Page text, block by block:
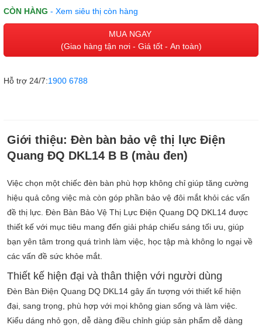
CÒN HÀNG - Xem siêu thị còn hàng
MUA NGAY
(Giao hàng tận nơi - Giá tốt - An toàn)
Hỗ trợ 24/7:1900 6788
Giới thiệu: Đèn bàn bảo vệ thị lực Điện
Quang ĐQ DKL14 B B (màu đen)
Việc chọn một chiếc đèn bàn phù hợp không chỉ giúp tăng cường
hiệu quả công việc mà còn góp phần bảo vệ đôi mắt khỏi các vấn
đề thị lực. Đèn Bàn Bảo Vệ Thị Lực Điện Quang DQ DKL14 được
thiết kế với mục tiêu mang đến giải pháp chiếu sáng tối ưu, giúp
bạn yên tâm trong quá trình làm việc, học tập mà không lo ngại về
các vấn đề sức khỏe mắt.
Thiết kế hiện đại và thân thiện với người dùng
Đèn Bàn Điện Quang DQ DKL14 gây ấn tượng với thiết kế hiện
đại, sang trọng, phù hợp với mọi không gian sống và làm việc.
Kiểu dáng nhỏ gọn, dễ dàng điều chỉnh giúp sản phẩm dễ dàng